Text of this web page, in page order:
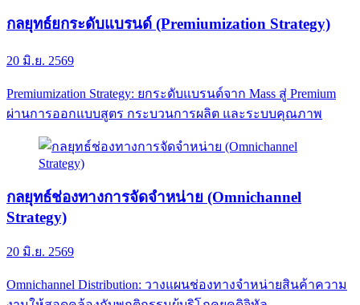
กลยุทธ์ยกระดับแบรนด์ (Premiumization Strategy)
20 มิ.ย. 2569
Premiumization Strategy: ยกระดับแบรนด์จาก Mass สู่ Premium
ผ่านการออกแบบสูตร กระบวนการผลิต และระบบคุณภาพ
กลยุทธ์ช่องทางการจัดจำหน่าย (Omnichannel
Strategy)
20 มิ.ย. 2569
Omnichannel Distribution: วางแผนช่องทางจำหน่ายสินค้าความ